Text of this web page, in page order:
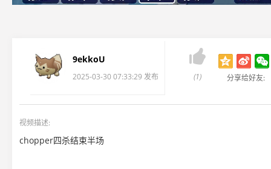
9ekkoU
2025-03-30 07:33:29 发布

(1) 分享给好友:
视频描述:
chopper四杀结束半场